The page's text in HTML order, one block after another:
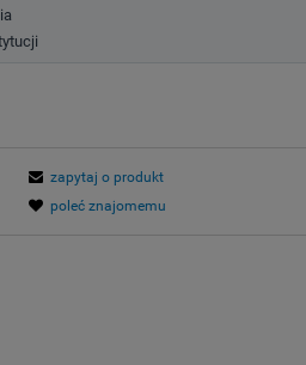
zapytaj o produkt
poleć znajomemu